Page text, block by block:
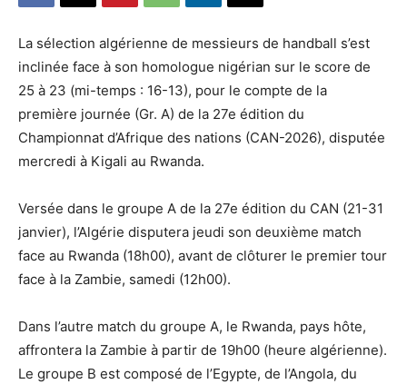
La sélection algérienne de messieurs de handball s’est
inclinée face à son homologue nigérian sur le score de
25 à 23 (mi-temps : 16-13), pour le compte de la
première journée (Gr. A) de la 27e édition du
Championnat d’Afrique des nations (CAN-2026), disputée
mercredi à Kigali au Rwanda.
Versée dans le groupe A de la 27e édition du CAN (21-31
janvier), l’Algérie disputera jeudi son deuxième match
face au Rwanda (18h00), avant de clôturer le premier tour
face à la Zambie, samedi (12h00).
Dans l’autre match du groupe A, le Rwanda, pays hôte,
affrontera la Zambie à partir de 19h00 (heure algérienne).
Le groupe B est composé de l’Egypte, de l’Angola, du